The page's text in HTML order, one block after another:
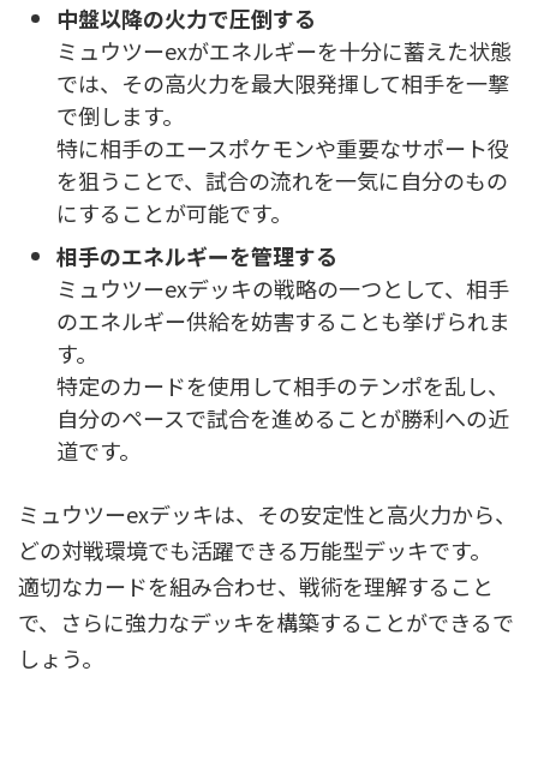
中盤以降の火力で圧倒する
ミュウツーexがエネルギーを十分に蓄えた状態
では、その高火力を最大限発揮して相手を一撃
で倒します。
特に相手のエースポケモンや重要なサポート役
を狙うことで、試合の流れを一気に自分のもの
にすることが可能です。
相手のエネルギーを管理する
ミュウツーexデッキの戦略の一つとして、相手
のエネルギー供給を妨害することも挙げられま
す。
特定のカードを使用して相手のテンポを乱し、
自分のペースで試合を進めることが勝利への近
道です。
ミュウツーexデッキは、その安定性と高火力から、
どの対戦環境でも活躍できる万能型デッキです。
適切なカードを組み合わせ、戦術を理解すること
で、さらに強力なデッキを構築することができるで
しょう。